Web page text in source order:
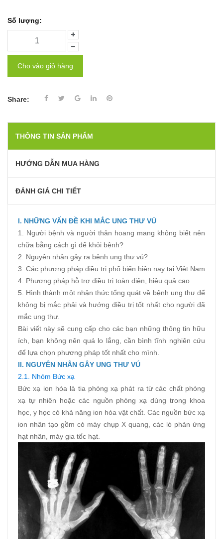
Số lượng:
Cho vào giỏ hàng
Share:
THÔNG TIN SẢN PHẨM
HƯỚNG DẪN MUA HÀNG
ĐÁNH GIÁ CHI TIẾT
I. NHỮNG VẤN ĐỀ KHI MẮC UNG THƯ VÚ
1. Người bệnh và người thân hoang mang không biết nên
chữa bằng cách gì để khỏi bệnh?
2. Nguyên nhân gây ra bệnh ung thư vú?
3. Các phương pháp điều trị phổ biến hiện nay tại Việt Nam
4. Phương pháp hỗ trợ điều trị toàn diện, hiệu quả cao
5. Hình thành một nhận thức tổng quát về bệnh ung thư để
không bị mắc phải và hướng điều trị tốt nhất cho người đã
mắc ung thư.
Bài viết này sẽ cung cấp cho các bạn những thông tin hữu
ích, bạn không nên quá lo lắng, cần bình tĩnh nghiên cứu
để lựa chọn phương pháp tốt nhất cho mình.
II. NGUYÊN NHÂN GÂY UNG THƯ VÚ
2.1. Nhóm Bức xạ
Bức xạ ion hóa là tia phóng xạ phát ra từ các chất phóng
xạ tự nhiên hoặc các nguồn phóng xạ dùng trong khoa
học, y học có khả năng ion hóa vật chất. Các nguồn bức xạ
ion nhân tạo gồm có máy chụp X quang, các lò phản ứng
hạt nhân, máy gia tốc hạt.